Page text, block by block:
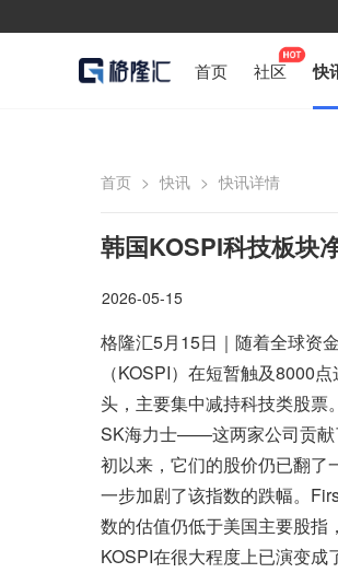
首页 社区 快
首页 > 快讯 > 快讯详情
韩国KOSPI科技板块
2026-05-15
格隆汇5月15日｜随着全球资
（KOSPI）在短暂触及8000
头，主要集中减持科技类股票
SK海力士——这两家公司贡献
初以来，它们的股价仍已翻
一步加剧了该指数的跌幅。
数的估值仍低于美国主要股指
KOSPI在很大程度上已演变成